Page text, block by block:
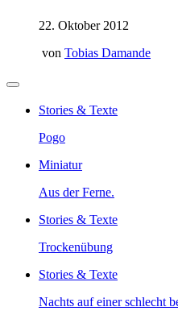
22. Oktober 2012
von Tobias Damande
Stories & Texte
Pogo
Miniatur
Aus der Ferne.
Stories & Texte
Trockenübung
Stories & Texte
Nachts auf einer schlecht